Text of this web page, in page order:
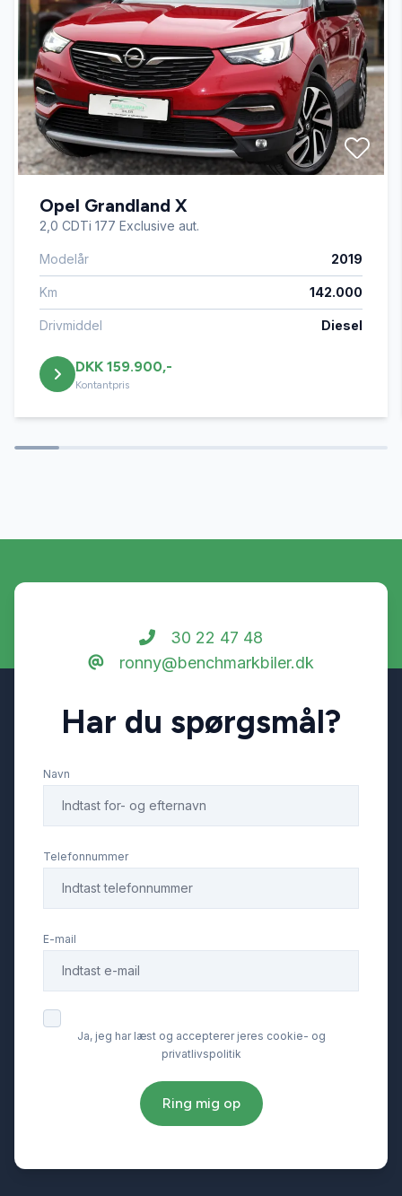
Opel Grandland X
2,0 CDTi 177 Exclusive aut.
Modelår 2019
Km 142.000
Drivmiddel Diesel
DKK 159.900,-
Kontantpris
30 22 47 48
ronny@benchmarkbiler.dk
Har du spørgsmål?
Navn
Telefonnummer
E-mail
Ja, jeg har læst og accepterer jeres cookie- og
privatlivspolitik
Ring mig op